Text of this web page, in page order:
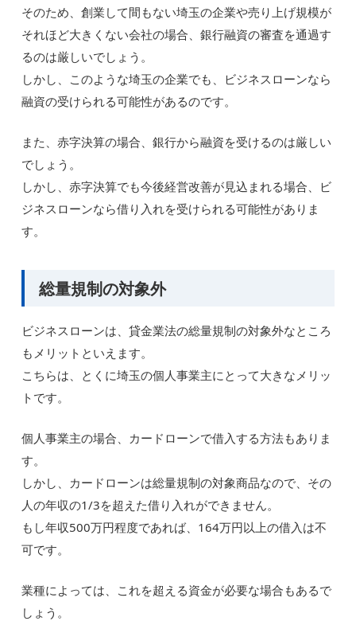
そのため、創業して間もない埼玉の企業や売り上げ規模が
それほど大きくない会社の場合、銀行融資の審査を通過す
るのは厳しいでしょう。
しかし、このような埼玉の企業でも、ビジネスローンなら
融資の受けられる可能性があるのです。
また、赤字決算の場合、銀行から融資を受けるのは厳しい
でしょう。
しかし、赤字決算でも今後経営改善が見込まれる場合、ビ
ジネスローンなら借り入れを受けられる可能性がありま
す。
総量規制の対象外
ビジネスローンは、貸金業法の総量規制の対象外なところ
もメリットといえます。
こちらは、とくに埼玉の個人事業主にとって大きなメリッ
トです。
個人事業主の場合、カードローンで借入する方法もありま
す。
しかし、カードローンは総量規制の対象商品なので、その
人の年収の1/3を超えた借り入れができません。
もし年収500万円程度であれば、164万円以上の借入は不
可です。
業種によっては、これを超える資金が必要な場合もあるで
しょう。